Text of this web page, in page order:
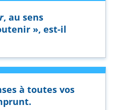
, au sens
», est-il
à toutes vos